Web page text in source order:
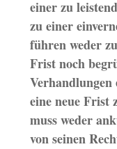
einer zu
zu einer
führen weder
Frist noch
eine neue Frist
muss weder
von seinen